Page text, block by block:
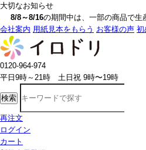
大切なお知らせ
8/8～8/16の期間中は、一部の商品で生産
会社案内 用紙見本をもらう お客様の声 初
0120-964-974
平日9時～21時 土日祝 9時〜19時
検索
再注文
ログイン
カート